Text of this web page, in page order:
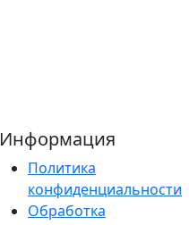
Информация
Политика
конфиденциальности
Обработка